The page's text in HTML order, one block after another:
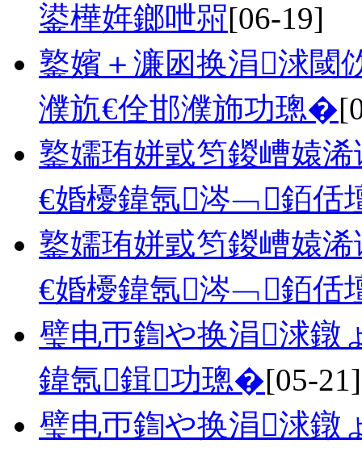
鍙樺姩鎯呭喌[06-19]
鐜嬪＋濂囦换涓浗閾
濮斻€佺邯濮斾功璁�
鐜嬬珛姘戜笉鍐嶆媴
€婚櫌鍏氬涔﹁銆佸
鐜嬬珛姘戜笉鍐嶆媴
€婚櫌鍏氬涔﹁銆佸
璧电帀鍧や换涓浗鐓
鍏氬鍓功璁�[05-21]
璧电帀鍧や换涓浗鐓